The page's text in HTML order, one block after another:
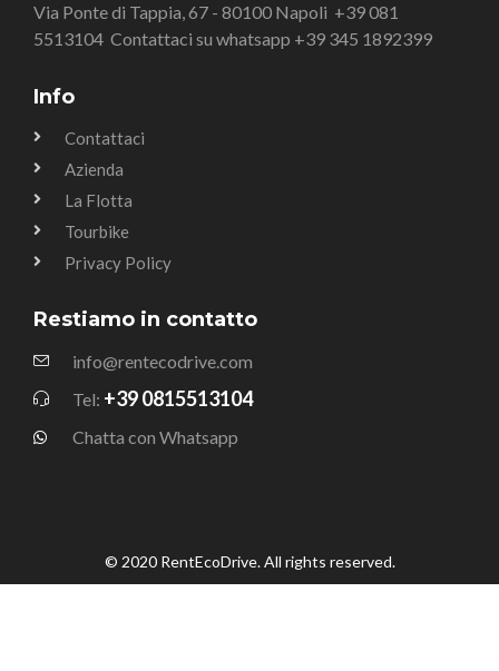
Via Ponte di Tappia, 67 - 80100 Napoli +39 081
5513104 Contattaci su whatsapp +39 345 1892399
Info
Contattaci
Azienda
La Flotta
Tourbike
Privacy Policy
Restiamo in contatto
info@rentecodrive.com
Tel: +39 0815513104
Chatta con Whatsapp
© 2020 RentEcoDrive. All rights reserved.